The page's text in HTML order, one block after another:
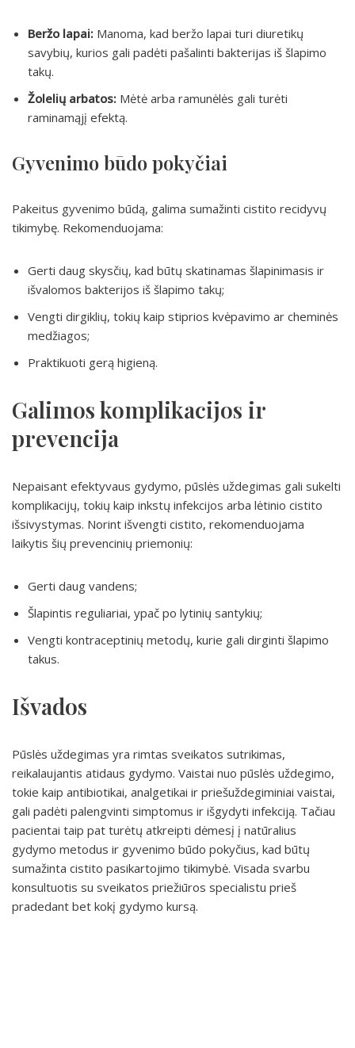
Beržo lapai: Manoma, kad beržo lapai turi diuretikų
savybių, kurios gali padėti pašalinti bakterijas iš šlapimo
takų.
Žolelių arbatos: Mėtė arba ramunėlės gali turėti
raminamąjį efektą.
Gyvenimo būdo pokyčiai
Pakeitus gyvenimo būdą, galima sumažinti cistito recidyvų
tikimybę. Rekomenduojama:
Gerti daug skysčių, kad būtų skatinamas šlapinimasis ir
išvalomos bakterijos iš šlapimo takų;
Vengti dirgiklių, tokių kaip stiprios kvėpavimo ar cheminės
medžiagos;
Praktikuoti gerą higieną.
Galimos komplikacijos ir
prevencija
Nepaisant efektyvaus gydymo, pūslės uždegimas gali sukelti
komplikacijų, tokių kaip inkstų infekcijos arba lėtinio cistito
išsivystymas. Norint išvengti cistito, rekomenduojama
laikytis šių prevencinių priemonių:
Gerti daug vandens;
Šlapintis reguliariai, ypač po lytinių santykių;
Vengti kontraceptinių metodų, kurie gali dirginti šlapimo
takus.
Išvados
Pūslės uždegimas yra rimtas sveikatos sutrikimas,
reikalaujantis atidaus gydymo. Vaistai nuo pūslės uždegimo,
tokie kaip antibiotikai, analgetikai ir priešuždegiminiai vaistai,
gali padėti palengvinti simptomus ir išgydyti infekciją. Tačiau
pacientai taip pat turėtų atkreipti dėmesį į natūralius
gydymo metodus ir gyvenimo būdo pokyčius, kad būtų
sumažinta cistito pasikartojimo tikimybė. Visada svarbu
konsultuotis su sveikatos priežiūros specialistu prieš
pradedant bet kokį gydymo kursą.